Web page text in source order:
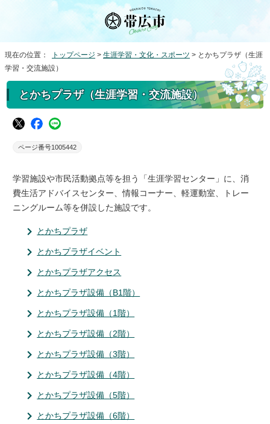
現在の位置： トップページ > 生涯学習・文化・スポーツ > とかちプラザ（生涯
学習・交流施設）
とかちプラザ（生涯学習・交流施設）
ページ番号1005442
学習施設や市民活動拠点等を担う「生涯学習センター」に、消
費生活アドバイスセンター、情報コーナー、軽運動室、トレー
ニングルーム等を併設した施設です。
とかちプラザ
とかちプラザイベント
とかちプラザアクセス
とかちプラザ設備（B1階）
とかちプラザ設備（1階）
とかちプラザ設備（2階）
とかちプラザ設備（3階）
とかちプラザ設備（4階）
とかちプラザ設備（5階）
とかちプラザ設備（6階）